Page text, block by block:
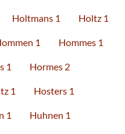
Holtmans 1 Holtz 1
1 Hommes 1
1 Hormes 2
1 Hosters 1
1 Huhnen 1